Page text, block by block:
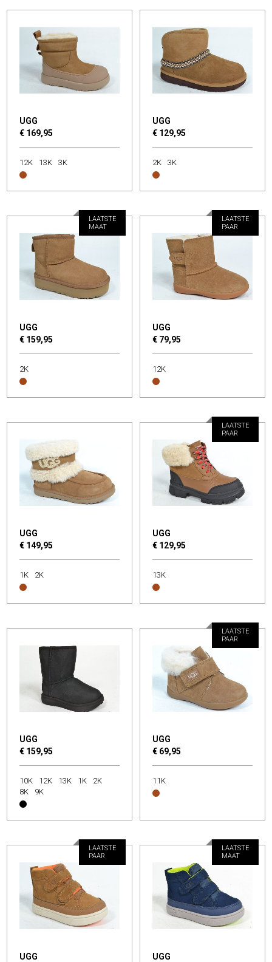
UGG
€ 169,95
12K 13K 3K
UGG
€ 129,95
2K 3K
UGG
€ 159,95
LAATSTE
MAAT
2K
UGG
€ 79,95
LAATSTE
PAAR
12K
UGG
€ 149,95
1K 2K
UGG
€ 129,95
LAATSTE
PAAR
13K
UGG
€ 159,95
10K 12K 13K 1K
2K
8K
9K
UGG
€ 69,95
LAATSTE
PAAR
11K
UGG
LAATSTE
PAAR
UGG
LAATSTE
MAAT